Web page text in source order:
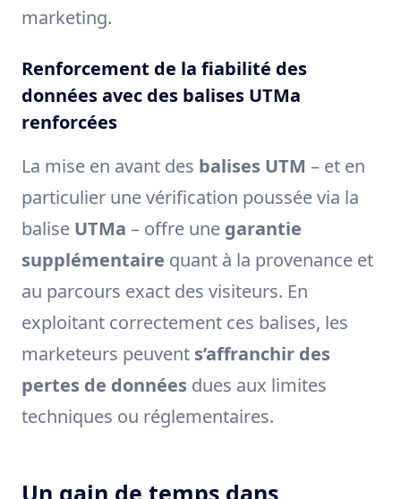
marketing.
Renforcement de la fiabilité des
données avec des balises UTMa
renforcées
La mise en avant des balises UTM – et en
particulier une vérification poussée via la
balise UTMa – offre une garantie
supplémentaire quant à la provenance et
au parcours exact des visiteurs. En
exploitant correctement ces balises, les
marketeurs peuvent s’affranchir des
pertes de données dues aux limites
techniques ou réglementaires.
Un gain de temps dans